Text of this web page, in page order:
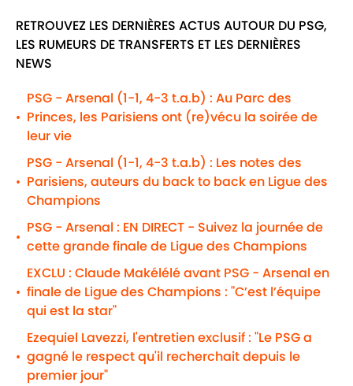
RETROUVEZ LES DERNIÈRES ACTUS AUTOUR DU PSG,
LES RUMEURS DE TRANSFERTS ET LES DERNIÈRES
NEWS
•
PSG - Arsenal (1-1, 4-3 t.a.b) : Au Parc des
Princes, les Parisiens ont (re)vécu la soirée de
leur vie
•
PSG - Arsenal (1-1, 4-3 t.a.b) : Les notes des
Parisiens, auteurs du back to back en Ligue des
Champions
•
PSG - Arsenal : EN DIRECT - Suivez la journée de
cette grande finale de Ligue des Champions
•
EXCLU : Claude Makélélé avant PSG - Arsenal en
finale de Ligue des Champions : "C’est l’équipe
qui est la star"
•
Ezequiel Lavezzi, l'entretien exclusif : "Le PSG a
gagné le respect qu'il recherchait depuis le
premier jour"